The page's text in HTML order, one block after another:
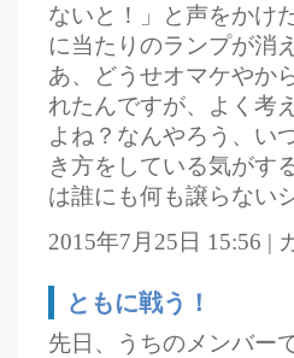
ないと！」と声をかけ
に当たりのランプが消
あ、どうせオマケやか
れたんですが、よく考
よね？なんやろう、い
き方をしている気がす
は誰にも何も譲らない
2015年7月25日 15:56 |
ともに戦う！
先日、うちのメンバー